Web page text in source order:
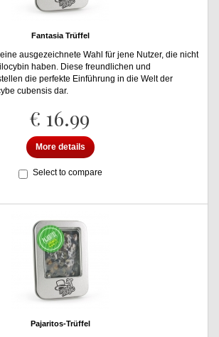
Fantasia Trüffel
ausgezeichnete Wahl für jene Nutzer, die nicht
haben. Diese freundlichen und
die perfekte Einführung in die Welt der
cubensis dar.
€ 16.99
More details
Select to compare
Pajaritos-Trüffel